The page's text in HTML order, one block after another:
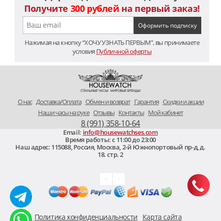
Получите 300 рублей на первый заказ!
Нажимая на кнопку “ХОЧУ УЗНАТЬ ПЕРВЫМ”, вы принимаете
условия Публичной оферты
O нас Доставка/Оплата Обмен и возврат Гарантия Скидки и акции
Наши часы на руке Отзывы Контакты Мой кабинет
8 (991) 358-10-64
Политика конфиденциальности Карта сайта
Email: info@housewatchses.com
Время работы: c 11:00 до 23:00
Наш адрес: 115088, Россия, Москва 2-й Южнопортовый пр-д, д.
18. стр. 2